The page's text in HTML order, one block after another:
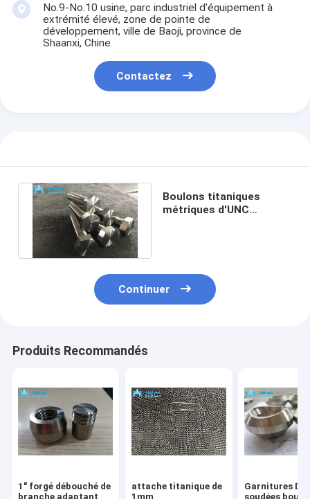
No.9-No.10 usine, parc industriel d'équipement à
extrémité élevé, zone de pointe de
développement, ville de Baoji, province de
Shaanxi, Chine
Contactez
Boulons titaniques
métriques d'UNC
Continuer
Produits Recommandés
1" forgé débouché de
branche adaptant
attache titanique de
1mm
Garnitures
soudées bout